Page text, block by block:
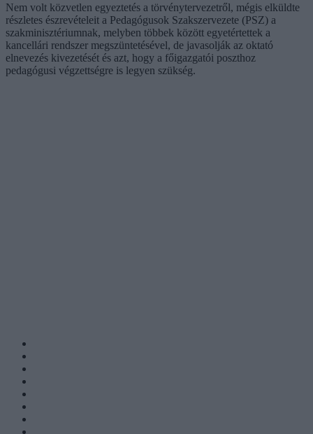
Nem volt közvetlen egyeztetés a törvénytervezetről, mégis elküldte
részletes észrevételeit a Pedagógusok Szakszervezete (PSZ) a
szakminisztériumnak, melyben többek között egyetértettek a
kancellári rendszer megszüntetésével, de javasolják az oktató
elnevezés kivezetését és azt, hogy a főigazgatói poszthoz
pedagógusi végzettségre is legyen szükség.